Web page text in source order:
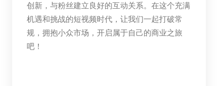
创新，与粉丝建立良好的互动关系。在这个充满
机遇和挑战的短视频时代，让我们一起打破常
规，拥抱小众市场，开启属于自己的商业之旅
吧！